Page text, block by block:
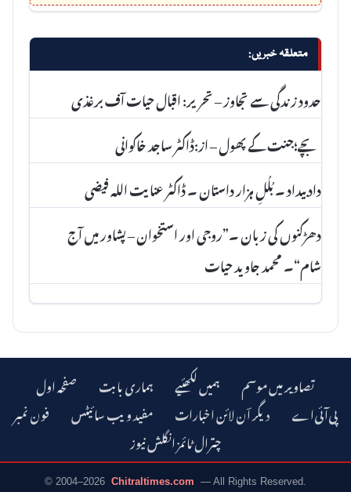
متعلقہ خبریں:
حدود زندگی سے تجاوز – تحریر: اقبال حیات آف برغذی
بچے؛جنت کے پھول – از:ڈاکٹر ساجد خاکوانی
داد بیداد ۔ بُلُلِ ہزار داستان ۔ ڈاکٹر عنا یت اللہ فیضی
دھڑکنوں کی زبان ۔”روجی اور استخوان – پشاور میں آج
شام“۔ محمد جاوید حیات
صفحہ اول ہماری بابت ہمیں لکھئیے
تصاویر میں موسم
فون نمبر
مفید ویب سائیٹس دیگر اؔن لائن اخبارات
چترال ٹائمز انگلش نیوز
© 2004–2026 Chitraltimes.com — All Rights Reserved.